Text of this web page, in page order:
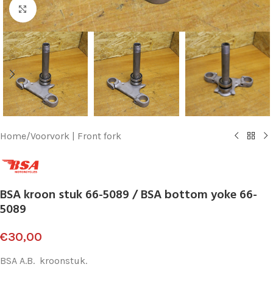
Klik voor vergroting
Home/Voorvork | Front fork
BSA kroon stuk 66-5089 / BSA bottom yoke 66-
5089
€30,00
BSA A.B. kroonstuk.